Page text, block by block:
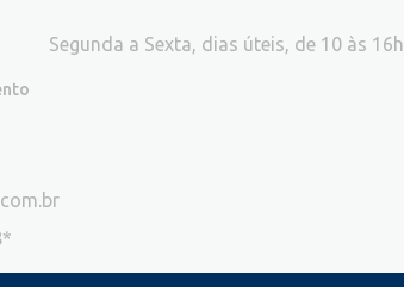
Segunda a Sexta, dias úteis, de 10 às 16h